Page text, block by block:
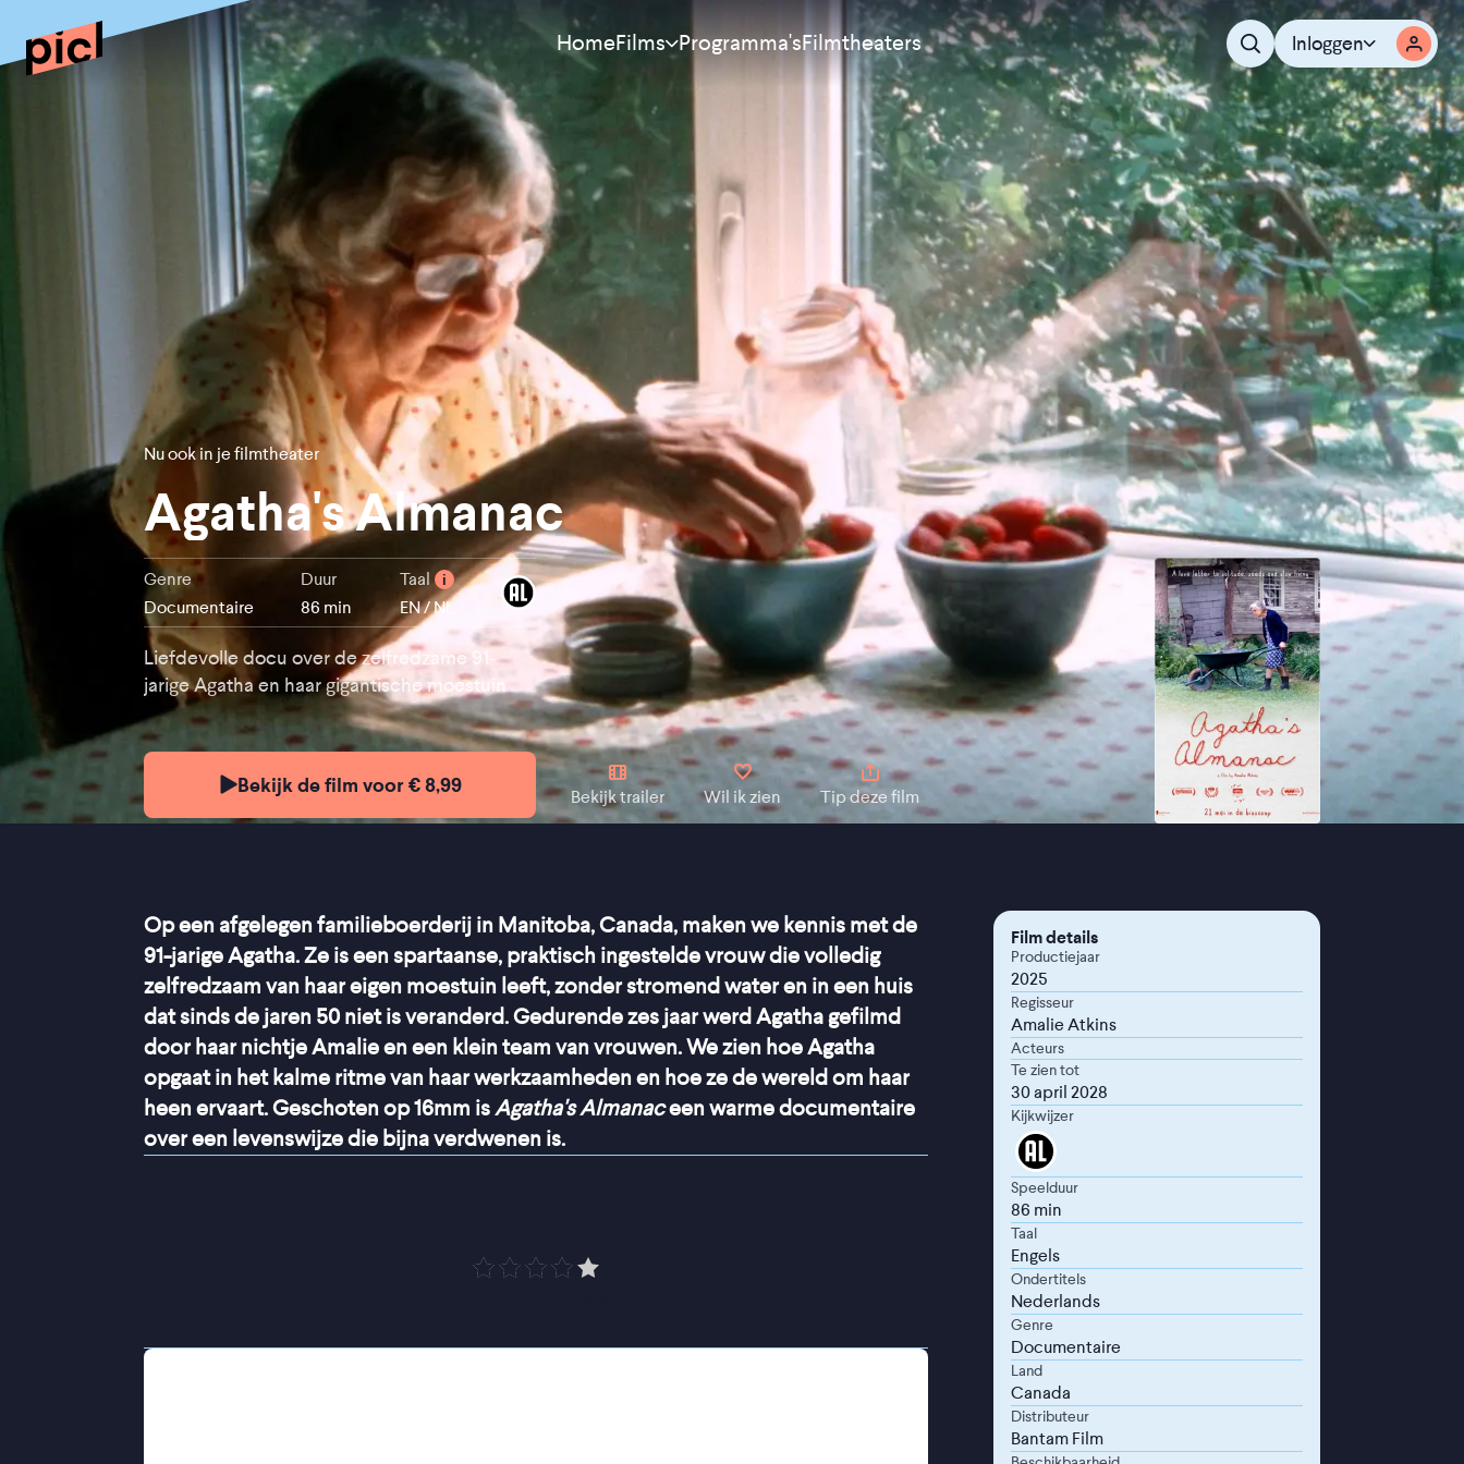
HomeFilms
Nieuw
Binnenkort
Alle films
Programma'sFilmtheaters Inloggen
Nu ook in je filmtheater
Agatha's Almanac
Genre
Documentaire
Duur
86 min
Taal i
EN / NL
Liefdevolle docu over de zelfredzame 91-
jarige Agatha en haar gigantische moestuin
Bekijk de film voor € 8,99
Bekijk trailer Wil ik zien Tip deze film
Op een afgelegen familieboerderij in Manitoba, Canada, maken we kennis met de
91-jarige Agatha. Ze is een spartaanse, praktisch ingestelde vrouw die volledig
zelfredzaam van haar eigen moestuin leeft, zonder stromend water en in een huis
dat sinds de jaren 50 niet is veranderd. Gedurende zes jaar werd Agatha gefilmd
door haar nichtje Amalie en een klein team van vrouwen. We zien hoe Agatha
opgaat in het kalme ritme van haar werkzaamheden en hoe ze de wereld om haar
heen ervaart. Geschoten op 16mm isAgatha's Almanaceen warme documentaire
over een levenswijze die bijna verdwenen is.
Geleidelijk neemt Amalie ons mee in Agatha's bijna meditatieve ritme van zaaien,
Film details
Productiejaar
2025
Regisseur
Amalie Atkins
Acteurs
Te zien tot
30 april 2028
Kijkwijzer
Speelduur
86 min
Taal
Engels
Ondertitels
Nederlands
Genre
Documentaire
Land
Canada
Distributeur
Bantam Film